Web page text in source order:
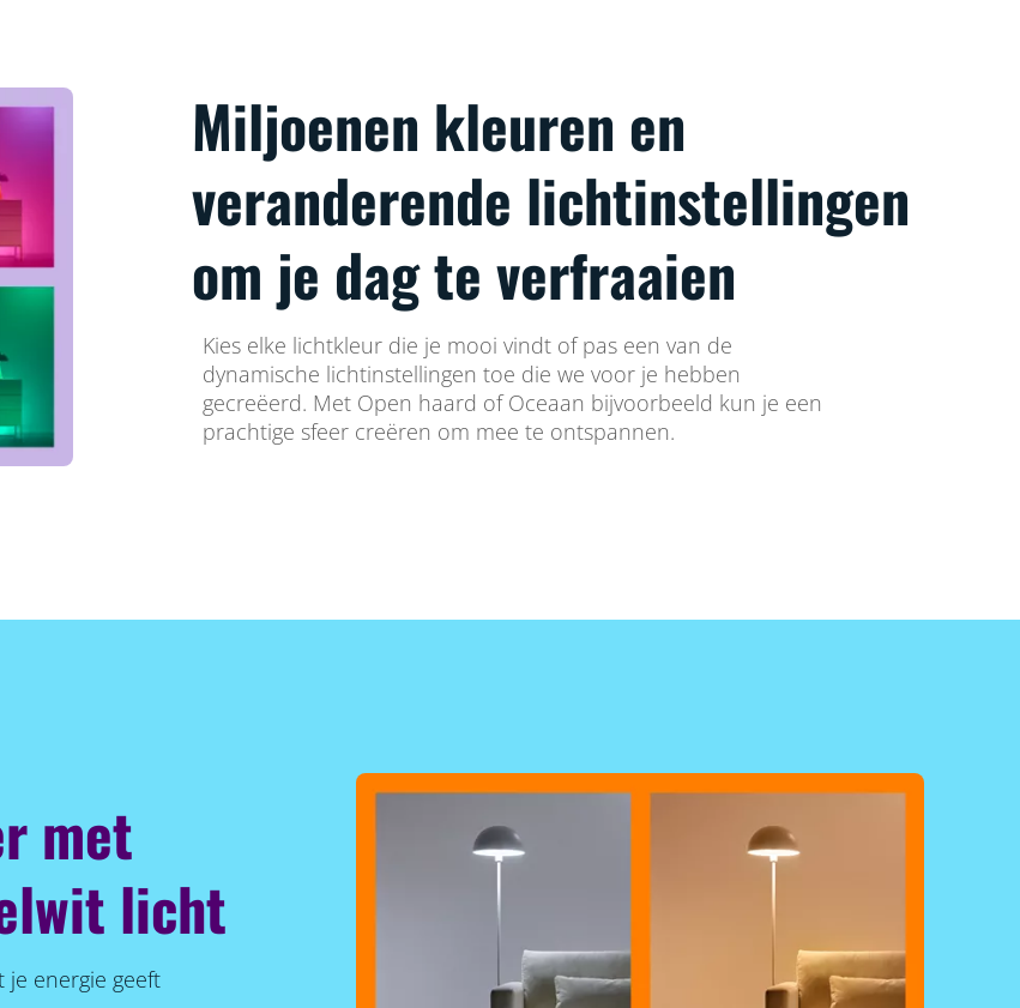
Miljoenen kleuren en
veranderende lichtinstellingen
om je dag te verfraaien
Kies elke lichtkleur die je mooi vindt of pas een van de
dynamische lichtinstellingen toe die we voor je hebben
gecreëerd. Met Open haard of Oceaan bijvoorbeeld kun je een
prachtige sfeer creëren om mee te ontspannen.
met
licht
je energie geeft